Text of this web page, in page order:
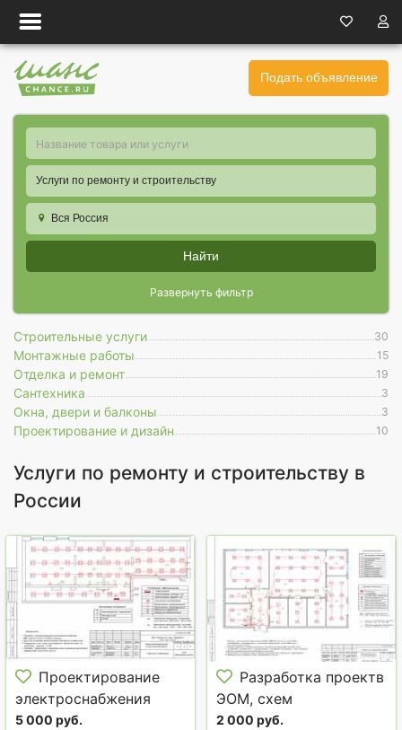
Подать объявление
Услуги по ремонту и строительству
Вся Россия
Найти
Развернуть фильтр
Строительные услуги 30
Монтажные работы 15
Отделка и ремонт 19
Сантехника 3
Окна, двери и балконы 3
Проектирование и дизайн 10
Услуги по ремонту и строительству в
России
Проектирование
электроснабжения
квартир, домов,
5 000 руб.
Разработка проектв
ЭОМ, схем
электрощитов,
2 000 руб.